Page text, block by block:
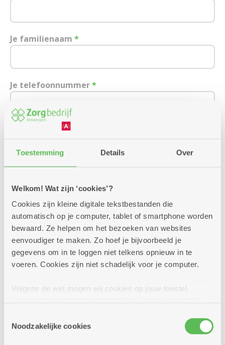
Toestemming Details Over
Welkom! Wat zijn ‘cookies’?
Cookies zijn kleine digitale tekstbestanden die
automatisch op je computer, tablet of smartphone worden
bewaard. Ze helpen om het bezoeken van websites
eenvoudiger te maken. Zo hoef je bijvoorbeeld je
gegevens om in te loggen niet telkens opnieuw in te
voeren. Cookies zijn niet schadelijk voor je computer.
Volgens de wet mogen wij cookies op jouw toestel
cookies hebben we jouw toestemming nodig. Sommige
cookies worden geplaatst door derde partijen die een
Noodzakelijke cookies
Je familienaam *
Je telefoonnummer*
Je e-mailadres
Ja, ik wil een afspraak bij dit dienstencentrum